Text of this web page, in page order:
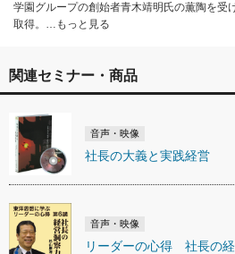
学園グループの創始者青木靖明氏の薫陶を受
取得。…もっと見る
関連セミナー・商品
音声・映像
社長の大義と実践経営
音声・映像
リーダーの心得 社長の